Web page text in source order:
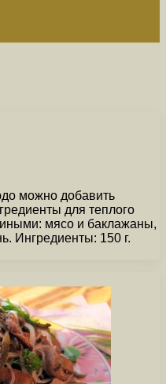
можно добавить
для теплого
мясо и баклажаны,
Ингредиенты: 150 г.